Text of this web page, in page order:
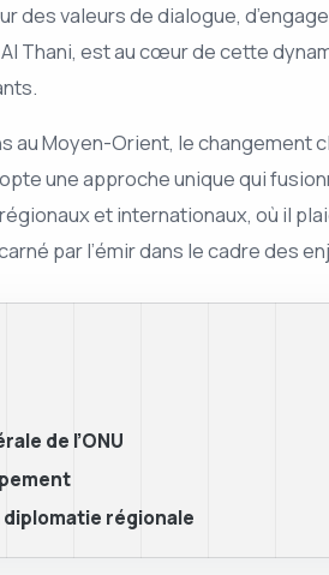
valeurs de dialogue,
Thani, est au cœur de cette
au Moyen-Orient, le
une approche unique qui
et internationaux, où il
par l’émir dans le cadre des
de l’ONU
diplomatie régionale